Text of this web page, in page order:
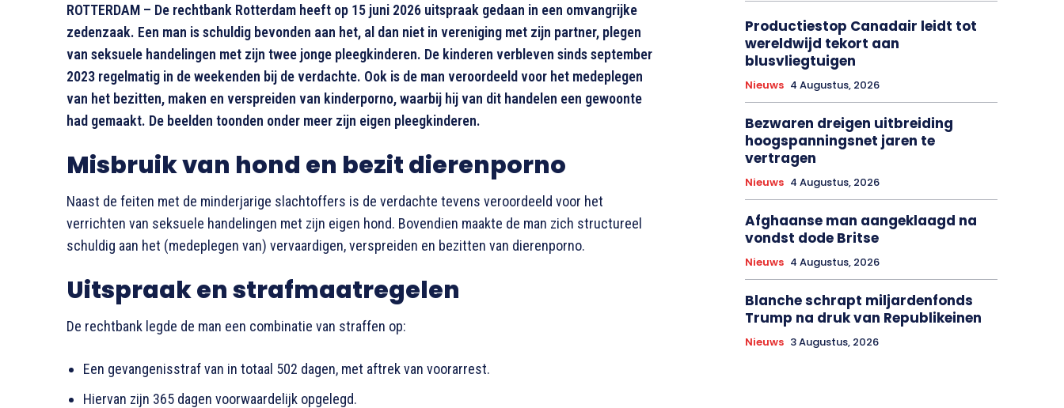
ROTTERDAM – De rechtbank Rotterdam heeft op 15 juni 2026 uitspraak gedaan in een omvangrijke
zedenzaak. Een man is schuldig bevonden aan het, al dan niet in vereniging met zijn partner, plegen
van seksuele handelingen met zijn twee jonge pleegkinderen. De kinderen verbleven sinds september
2023 regelmatig in de weekenden bij de verdachte. Ook is de man veroordeeld voor het medeplegen
van het bezitten, maken en verspreiden van kinderporno, waarbij hij van dit handelen een gewoonte
had gemaakt. De beelden toonden onder meer zijn eigen pleegkinderen.
Misbruik van hond en bezit dierenporno
Naast de feiten met de minderjarige slachtoffers is de verdachte tevens veroordeeld voor het
verrichten van seksuele handelingen met zijn eigen hond. Bovendien maakte de man zich structureel
schuldig aan het (medeplegen van) vervaardigen, verspreiden en bezitten van dierenporno.
Uitspraak en strafmaatregelen
De rechtbank legde de man een combinatie van straffen op:
Een gevangenisstraf van in totaal 502 dagen, met aftrek van voorarrest.
Hiervan zijn 365 dagen voorwaardelijk opgelegd.
Productiestop Canadair leidt tot
wereldwijd tekort aan
blusvliegtuigen
Nieuws 4 Augustus, 2026
Bezwaren dreigen uitbreiding
hoogspanningsnet jaren te
vertragen
Nieuws 4 Augustus, 2026
Afghaanse man aangeklaagd na
vondst dode Britse
Nieuws 4 Augustus, 2026
Blanche schrapt miljardenfonds
Trump na druk van Republikeinen
Nieuws 3 Augustus, 2026